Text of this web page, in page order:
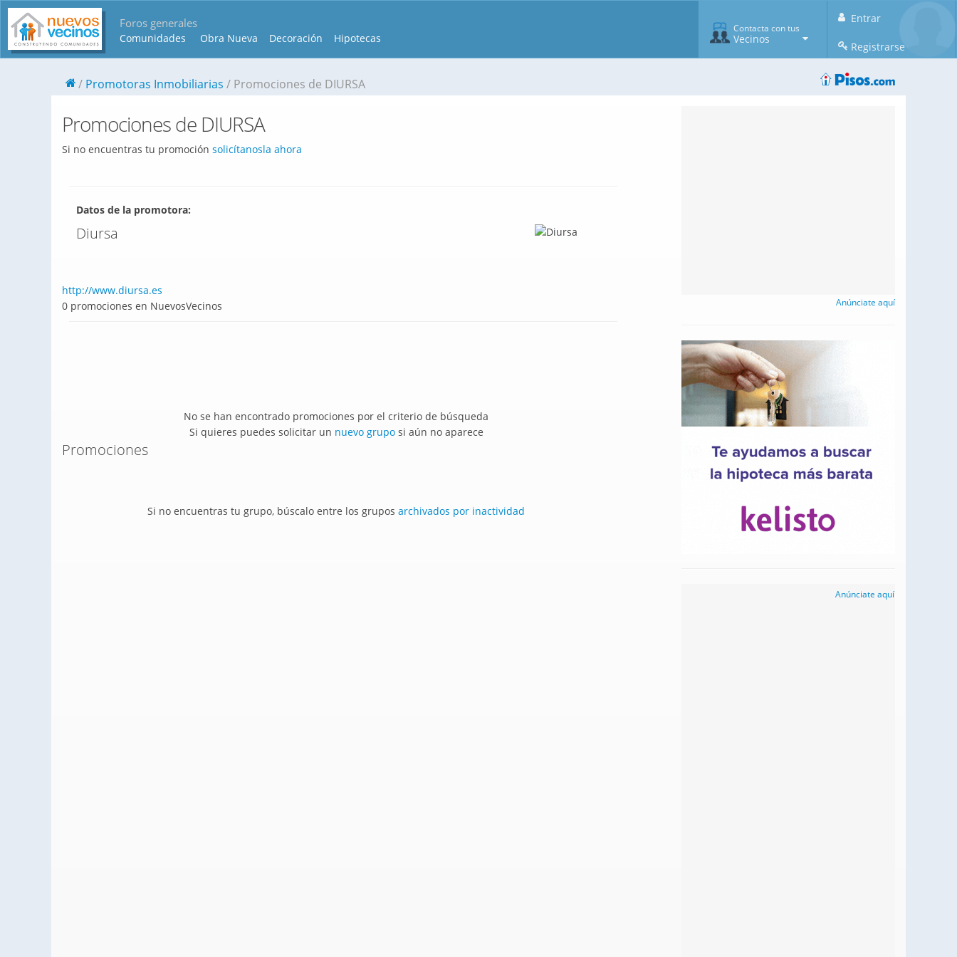
Foros generales
Comunidades Obra Nueva Decoración Hipotecas
Entrar
Registrarse
Contacta con tus
Vecinos
Promotoras Inmobiliarias Promociones de DIURSA
Promociones de DIURSA
Si no encuentras tu promoción solicítanosla ahora
Datos de la promotora:
Diursa
http://www.diursa.es
0 promociones en NuevosVecinos
No se han encontrado promociones por el criterio de búsqueda
Si quieres puedes solicitar un nuevo gruposi aún no aparece
Promociones
Si no encuentras tu grupo, búscalo entre los grupos archivados por inactividad
Anúnciate aquí
Anúnciate aquí